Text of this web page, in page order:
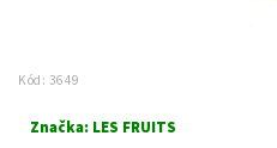
Kód: 3649
Značka: LES FRUITS